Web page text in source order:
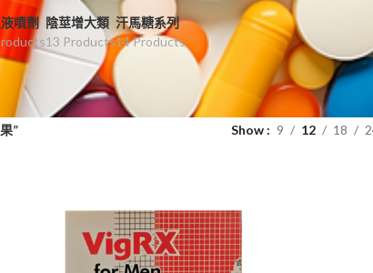
噴劑 陰莖增大類
13 Products
汗馬糖系列
14 Products
” Show 9 12 18